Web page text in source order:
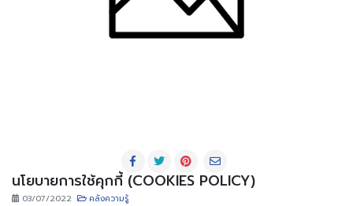
นโยบายการใช้คุกกี้ (COOKIES POLICY)
03/07/2022 คลังความรู้